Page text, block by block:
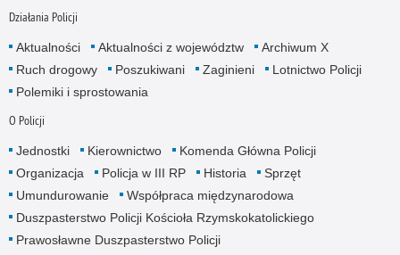
Działania Policji
Aktualności Aktualności z województw
Archiwum X
Ruch drogowy
Poszukiwani Zaginieni
Lotnictwo Policji
Polemiki i sprostowania
O Policji
Jednostki Kierownictwo
Komenda Główna Policji
Organizacja
Policja w III RP Historia
Sprzęt
Umundurowanie
Współpraca międzynarodowa
Duszpasterstwo Policji Kościoła Rzymskokatolickiego
Prawosławne Duszpasterstwo Policji